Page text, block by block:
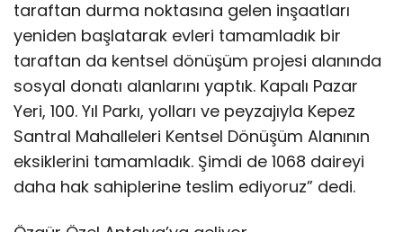
taraftan durma noktasına gelen inşaatları
yeniden başlatarak evleri tamamladık bir
taraftan da kentsel dönüşüm projesi alanında
sosyal donatı alanlarını yaptık. Kapalı Pazar
Yeri, 100. Yıl Parkı, yolları ve peyzajıyla Kepez
Santral Mahalleleri Kentsel Dönüşüm Alanının
eksiklerini tamamladık. Şimdi de 1068 daireyi
daha hak sahiplerine teslim ediyoruz” dedi.